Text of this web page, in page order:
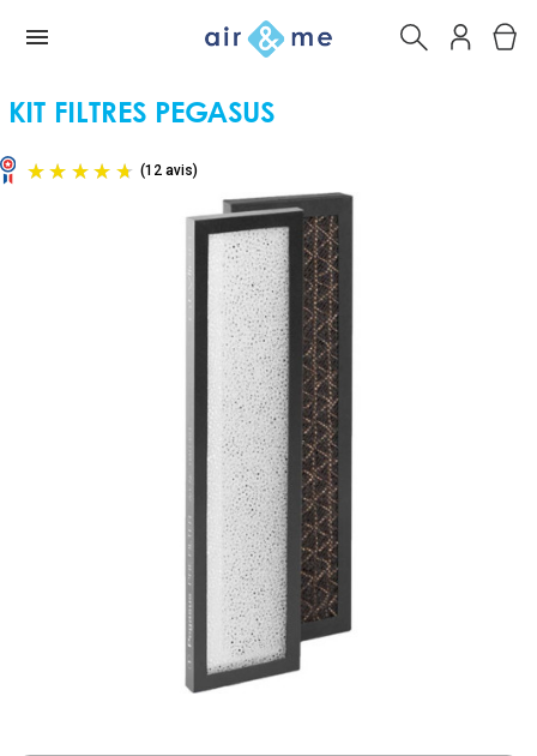
KIT FILTRES PEGASUS
(12 avis)